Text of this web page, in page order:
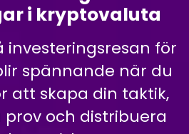
i kryptovaluta
investeringsresan för
spännande när du
att skapa din taktik,
och distribuera